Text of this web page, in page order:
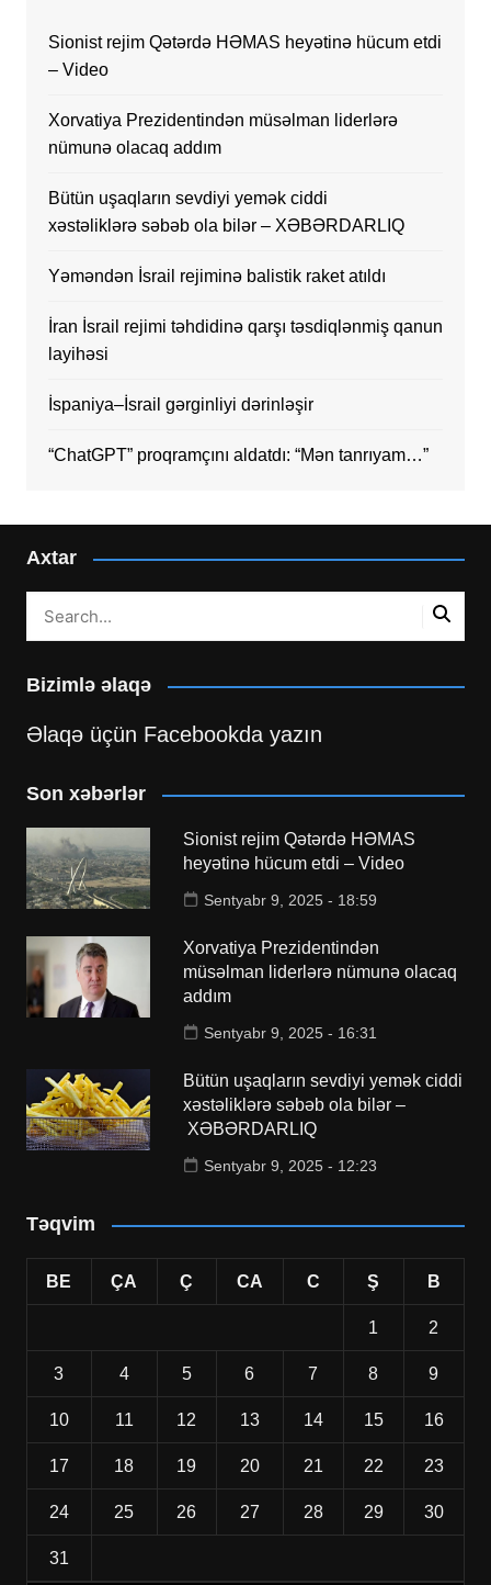
Sionist rejim Qətərdə HƏMAS heyətinə hücum etdi
– Video
Xorvatiya Prezidentindən müsəlman liderlərə
nümunə olacaq addım
Bütün uşaqların sevdiyi yemək ciddi
xəstəliklərə səbəb ola bilər – XƏBƏRDARLIQ
Yəməndən İsrail rejiminə balistik raket atıldı
İran İsrail rejimi təhdidinə qarşı təsdiqlənmiş qanun
layihəsi
İspaniya–İsrail gərginliyi dərinləşir
“ChatGPT” proqramçını aldatdı: “Mən tanrıyam…”
Axtar
Bizimlə əlaqə
Əlaqə üçün Facebookda yazın
Son xəbərlər
Sionist rejim Qətərdə HƏMAS
heyətinə hücum etdi – Video
Sentyabr 9, 2025 - 18:59
Xorvatiya Prezidentindən
müsəlman liderlərə nümunə olacaq
addım
Sentyabr 9, 2025 - 16:31
Bütün uşaqların sevdiyi yemək ciddi
xəstəliklərə səbəb ola bilər –
XƏBƏRDARLIQ
Sentyabr 9, 2025 - 12:23
Təqvim
BE ÇA Ç CA C Ş B
1 2
3 4 5 6 7 8 9
10 11 12 13 14 15 16
17 18 19 20 21 22 23
24 25 26 27 28 29 30
31